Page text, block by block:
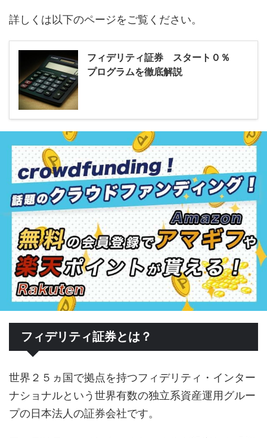
詳しくは以下のページをご覧ください。
フィデリティ証券 スタート０％
プログラムを徹底解説
フィデリティ証券とは？
世界２５ヵ国で拠点を持つフィデリティ・インター
ナショナルという世界有数の独立系資産運用グルー
プの日本法人の証券会社です。